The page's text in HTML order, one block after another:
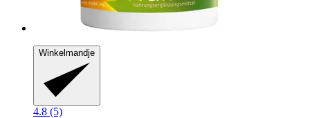
Winkelmandje
4.8 (5)